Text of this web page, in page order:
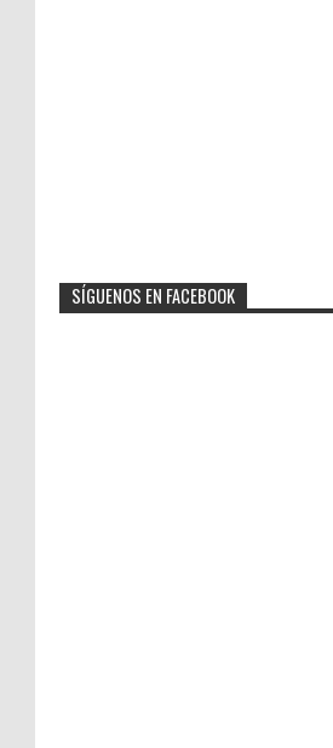
SÍGUENOS EN FACEBOOK